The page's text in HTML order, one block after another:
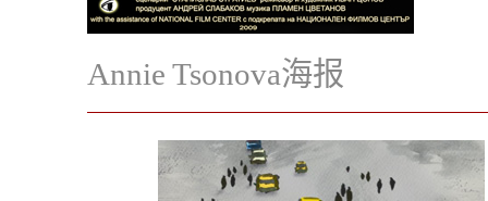
Annie Tsonova海报